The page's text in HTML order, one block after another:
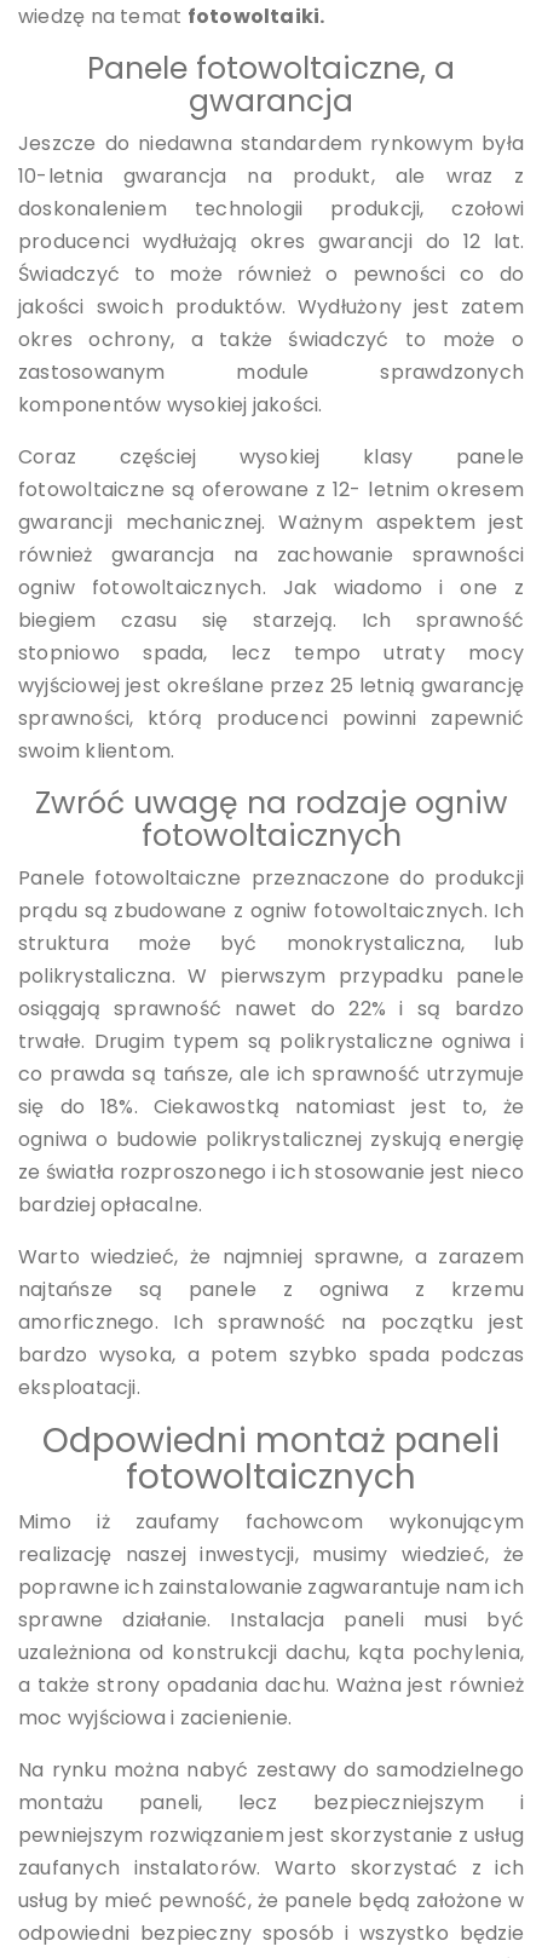
wiedzę na temat fotowoltaiki.
Panele fotowoltaiczne, a
gwarancja
Jeszcze do niedawna standardem rynkowym była
10-letnia gwarancja na produkt, ale wraz z
doskonaleniem technologii produkcji, czołowi
producenci wydłużają okres gwarancji do 12 lat.
Świadczyć to może również o pewności co do
jakości swoich produktów. Wydłużony jest zatem
okres ochrony, a także świadczyć to może o
zastosowanym module sprawdzonych
komponentów wysokiej jakości.
Coraz częściej wysokiej klasy panele
fotowoltaiczne są oferowane z 12- letnim okresem
gwarancji mechanicznej. Ważnym aspektem jest
również gwarancja na zachowanie sprawności
ogniw fotowoltaicznych. Jak wiadomo i one z
biegiem czasu się starzeją. Ich sprawność
stopniowo spada, lecz tempo utraty mocy
wyjściowej jest określane przez 25 letnią gwarancję
sprawności, którą producenci powinni zapewnić
swoim klientom.
Zwróć uwagę na rodzaje ogniw
fotowoltaicznych
Panele fotowoltaiczne przeznaczone do produkcji
prądu są zbudowane z ogniw fotowoltaicznych. Ich
struktura może być monokrystaliczna, lub
polikrystaliczna. W pierwszym przypadku panele
osiągają sprawność nawet do 22% i są bardzo
trwałe. Drugim typem są polikrystaliczne ogniwa i
co prawda są tańsze, ale ich sprawność utrzymuje
się do 18%. Ciekawostką natomiast jest to, że
ogniwa o budowie polikrystalicznej zyskują energię
ze światła rozproszonego i ich stosowanie jest nieco
bardziej opłacalne.
Warto wiedzieć, że najmniej sprawne, a zarazem
najtańsze są panele z ogniwa z krzemu
amorficznego. Ich sprawność na początku jest
bardzo wysoka, a potem szybko spada podczas
eksploatacji.
Odpowiedni montaż paneli
fotowoltaicznych
Mimo iż zaufamy fachowcom wykonującym
realizację naszej inwestycji, musimy wiedzieć, że
poprawne ich zainstalowanie zagwarantuje nam ich
sprawne działanie. Instalacja paneli musi być
uzależniona od konstrukcji dachu, kąta pochylenia,
a także strony opadania dachu. Ważna jest również
moc wyjściowa i zacienienie.
Na rynku można nabyć zestawy do samodzielnego
montażu paneli, lecz bezpieczniejszym i
pewniejszym rozwiązaniem jest skorzystanie z usług
zaufanych instalatorów. Warto skorzystać z ich
usług by mieć pewność, że panele będą założone w
odpowiedni bezpieczny sposób i wszystko będzie